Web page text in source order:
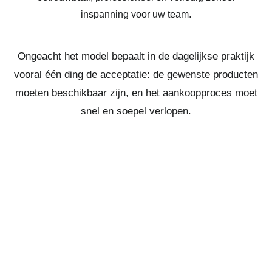
inspanning voor uw team.
Ongeacht het model bepaalt in de dagelijkse praktijk
vooral één ding de acceptatie: de gewenste producten
moeten beschikbaar zijn, en het aankoopproces moet
snel en soepel verlopen.